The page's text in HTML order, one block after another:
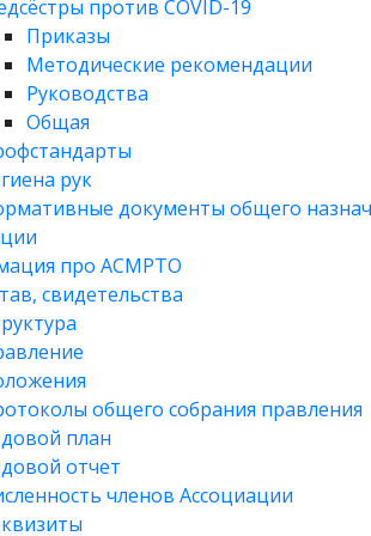
против COVID-19
Приказы
Методические рекомендации
Руководства
Общая
рук
документы общего
про АСМРТО
свидетельства
общего собрания правления
план
отчет
членов Ассоциации